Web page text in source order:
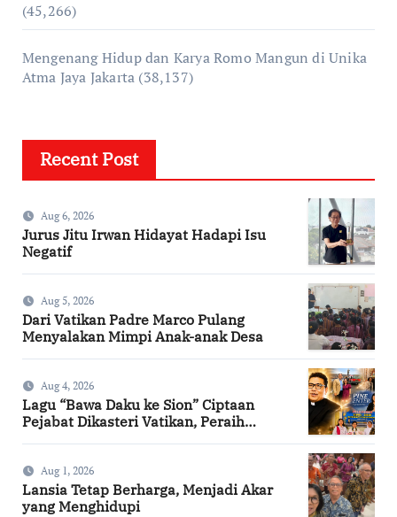
(45,266)
Mengenang Hidup dan Karya Romo Mangun di Unika
Atma Jaya Jakarta (38,137)
Recent Post
Aug 6, 2026
Jurus Jitu Irwan Hidayat Hadapi Isu
Negatif
Aug 5, 2026
Dari Vatikan Padre Marco Pulang
Menyalakan Mimpi Anak-anak Desa
Aug 4, 2026
Lagu “Bawa Daku ke Sion” Ciptaan
Pejabat Dikasteri Vatikan, Peraih
Aug 1, 2026
Lansia Tetap Berharga, Menjadi Akar
yang Menghidupi